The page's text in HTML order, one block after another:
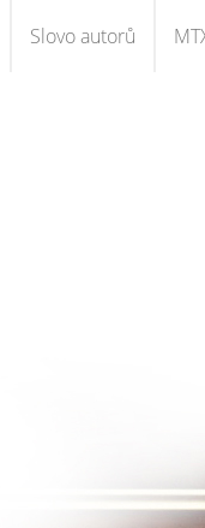
Slovo autorů